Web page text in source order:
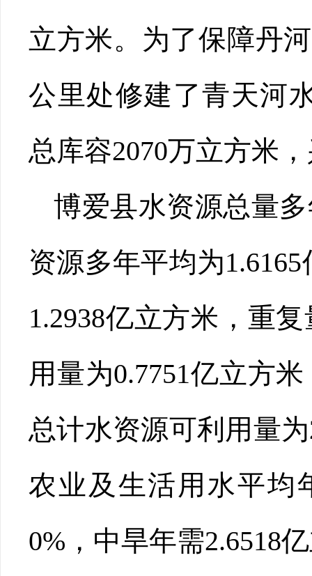
立方米。为了保障丹
公里处修建了青天河
总库容2070万立方米
博爱县水资源总量
资源多年平均为
1.2938亿立方米，重
用量为0.7751亿立方
总计水资源可利用量
农业及生活用水平均
0%，中旱年需2.6518